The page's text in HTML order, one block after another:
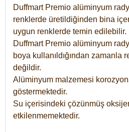
Duffmart Premio alüminyum
renklerde üretildiğinden bina
uygun renklerde temin edilebilir.
Duffmart Premio alüminyum
boya kullanıldığından zamanla
değildir.
Alüminyum malzemesi
göstermektedir.
Su içerisindeki çözünmüş
etkilenmemektedir.